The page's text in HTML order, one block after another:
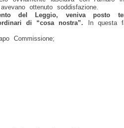
ottenuto soddisfazione.
del Leggio, veniva posto
di “cosa nostra”. In questa
Commissione;